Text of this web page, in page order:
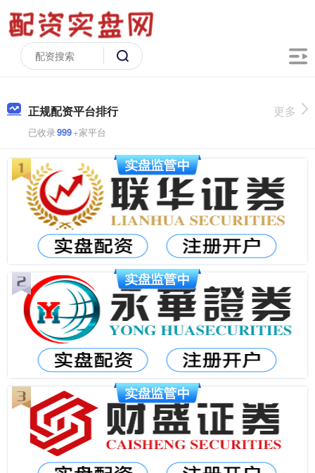
正规配资平台排行
已收录999+家平台
更多